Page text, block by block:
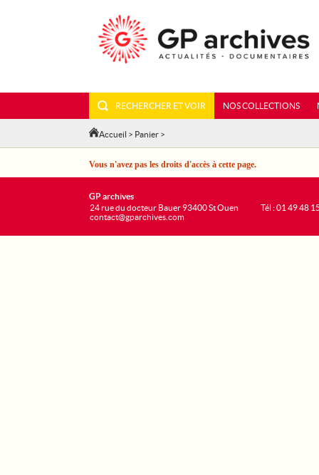
RECHERCHER ET VOIR NOS COLLECTIONS
Accueil > Panier >
Vous n'avez pas les droits d'accès à cette page.
GP archives
24 rue du docteur Bauer 93400 St Ouen
contact@gparchives.com
Tél : 01 49 48